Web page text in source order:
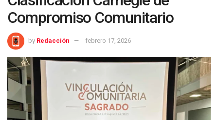
Compromiso Comunitario
by Redacción febrero 17, 2026